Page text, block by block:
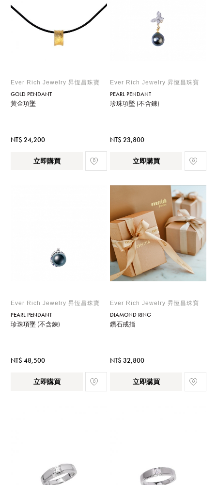
Ever Rich Jewelry 昇恆昌珠寶
GOLD PENDANT
黃金項墜
NT$ 24,200
立即購買
Ever Rich Jewelry 昇恆昌珠寶
PEARL PENDANT
珍珠項墜 (不含鍊)
NT$ 23,800
立即購買
Ever Rich Jewelry 昇恆昌珠寶
PEARL PENDANT
珍珠項墜 (不含鍊)
NT$ 48,500
立即購買
Ever Rich Jewelry 昇恆昌珠寶
DIAMOND RING
鑽石戒指
NT$ 32,800
立即購買